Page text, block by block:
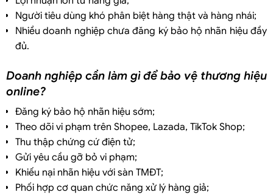
Người tiêu dùng khó phân biệt hàng thật và hàng nhái;
Nhiều doanh nghiệp chưa đăng ký bảo hộ nhãn hiệu đầy
đủ.
Doanh nghiệp cần làm gì để bảo vệ thương hiệu
online?
Đăng ký bảo hộ nhãn hiệu sớm;
Theo dõi vi phạm trên Shopee, Lazada, TikTok Shop;
Thu thập chứng cứ điện tử;
Gửi yêu cầu gỡ bỏ vi phạm;
Khiếu nại nhãn hiệu với sàn TMĐT;
Phối hợp cơ quan chức năng xử lý hàng giả;